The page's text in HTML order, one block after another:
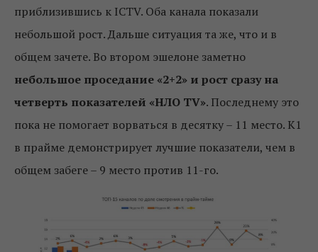
приблизившись к ICTV. Оба канала показали
небольшой рост. Дальше ситуация та же, что и в
общем зачете. Во втором эшелоне заметно
небольшое проседание «2+2» и рост сразу на
четверть показателей «НЛО ТV». Последнему это
пока не помогает ворваться в десятку – 11 место. К1
в прайме демонстрирует лучшие показатели, чем в
общем забеге – 9 место против 11-го.